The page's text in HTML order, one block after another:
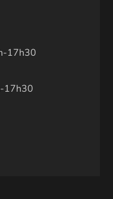
17h30
17h30